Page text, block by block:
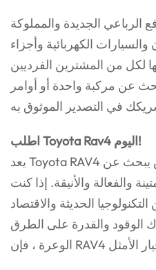
الرباعي الجديدة والمملوكة
الكهربائية وأجزاء
لكل من المشترين الفرديين
عن مركبة واحدة أو أوامر
اطلب Toyota Rav4 اليوم!
يعد Toyota RAV4 استثمارًا ذكيًا لأي شخص يبحث عن
والفعالة والأنيقة. إذا كنت
الحديثة والاقتصاد
الوقود والقدرة على الطرق